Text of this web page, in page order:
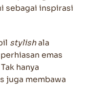
sebagai inspirasi
stylishala
emas
hanya
juga membawa